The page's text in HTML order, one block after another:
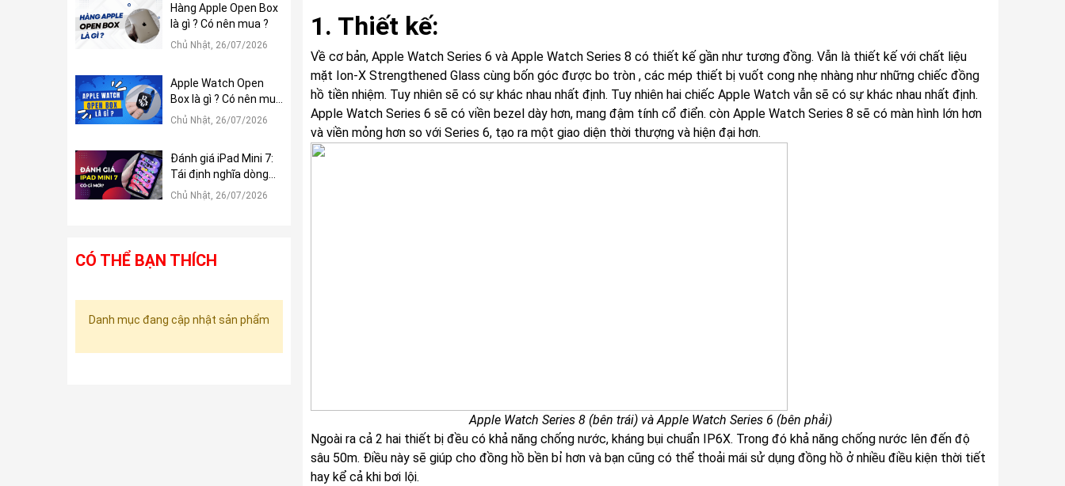
1. Thiết kế:
Về cơ bản, Apple Watch Series 6 và Apple Watch Series 8 có thiết kế gần như tương đồng. Vẫn là thiết kế với chất liệu
mặt Ion-X Strengthened Glass cùng bốn góc được bo tròn , các mép thiết bị vuốt cong nhẹ nhàng như những chiếc đồng
hồ tiền nhiệm. Tuy nhiên sẽ có sự khác nhau nhất định. Tuy nhiên hai chiếc Apple Watch vẫn sẽ có sự khác nhau nhất định.
Apple Watch Series 6 sẽ có viền bezel dày hơn, mang đậm tính cổ điển. còn Apple Watch Series 8 sẽ có màn hình lớn hơn
và viền mỏng hơn so với Series 6, tạo ra một giao diện thời thượng và hiện đại hơn.
Apple Watch Series 8 (bên trái) và Apple Watch Series 6 (bên phải)
Ngoài ra cả 2 hai thiết bị đều có khả năng chống nước, kháng bụi chuẩn IP6X. Trong đó khả năng chống nước lên đến độ
sâu 50m. Điều này sẽ giúp cho đồng hồ bền bỉ hơn và bạn cũng có thể thoải mái sử dụng đồng hồ ở nhiều điều kiện thời tiết
hay kể cả khi bơi lội.
Hàng Apple Open Box
là gì ? Có nên mua ?
Chủ Nhật, 26/07/2026
Apple Watch Open
Box là gì ? Có nên mua
?
Chủ Nhật, 26/07/2026
Đánh giá iPad Mini 7:
Tái định nghĩa dòng
iPad Mini
Chủ Nhật, 26/07/2026
CÓ THỂ BẠN THÍCH
Danh mục đang cập nhật sản phẩm